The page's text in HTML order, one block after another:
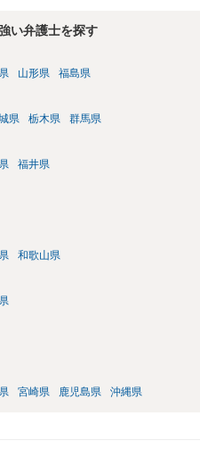
い弁護士を探す
山形県 福島県
県 栃木県 群馬県
福井県
和歌山県
宮崎県 鹿児島県 沖縄県